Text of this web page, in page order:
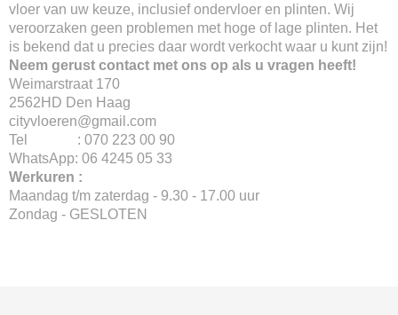
vloer van uw keuze, inclusief ondervloer en plinten. Wij
veroorzaken geen problemen met hoge of lage plinten. Het
is bekend dat u precies daar wordt verkocht waar u kunt zijn!
Neem gerust contact met ons op als u vragen heeft!
Weimarstraat 170
2562HD Den Haag
cityvloeren@gmail.com
Tel : 070 223 00 90
WhatsApp: 06 4245 05 33
Werkuren :
Maandag t/m zaterdag - 9.30 - 17.00 uur
Zondag - GESLOTEN